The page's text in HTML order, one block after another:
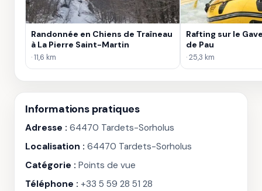
Randonnée en Chiens de Traîneau
à La Pierre Saint-Martin
· 11,6 km
Rafting sur le
de Pau
· 25,3 km
Informations pratiques
Adresse : 64470 Tardets-Sorholus
Localisation : 64470 Tardets-Sorholus
Catégorie : Points de vue
Téléphone : +33 5 59 28 51 28